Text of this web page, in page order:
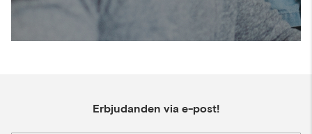
Erbjudanden via e-post!